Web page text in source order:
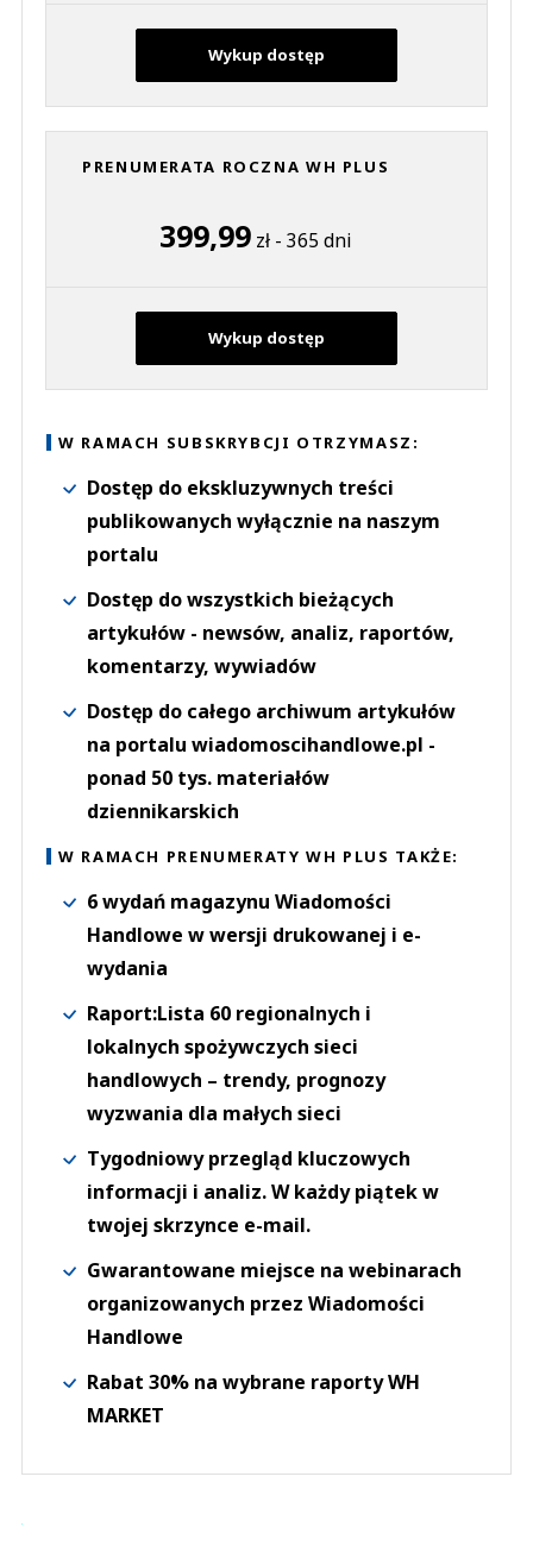
Wykup dostęp
PRENUMERATA ROCZNA WH PLUS
399,99zł - 365 dni
Wykup dostęp
W RAMACH SUBSKRYBCJI OTRZYMASZ:
Dostęp do ekskluzywnych treści
publikowanych wyłącznie na naszym
portalu
Dostęp do wszystkich bieżących
artykułów - newsów, analiz, raportów,
komentarzy, wywiadów
Dostęp do całego archiwum artykułów
na portalu wiadomoscihandlowe.pl -
ponad 50 tys. materiałów
dziennikarskich
W RAMACH PRENUMERATY WH PLUS TAKŻE:
6 wydań magazynu Wiadomości
Handlowe w wersji drukowanej i e-
wydania
Raport:Lista 60 regionalnych i
lokalnych spożywczych sieci
handlowych – trendy, prognozy
wyzwania dla małych sieci
Tygodniowy przegląd kluczowych
informacji i analiz. W każdy piątek w
twojej skrzynce e-mail.
Gwarantowane miejsce na webinarach
organizowanych przez Wiadomości
Handlowe
Rabat 30% na wybrane raporty WH
MARKET